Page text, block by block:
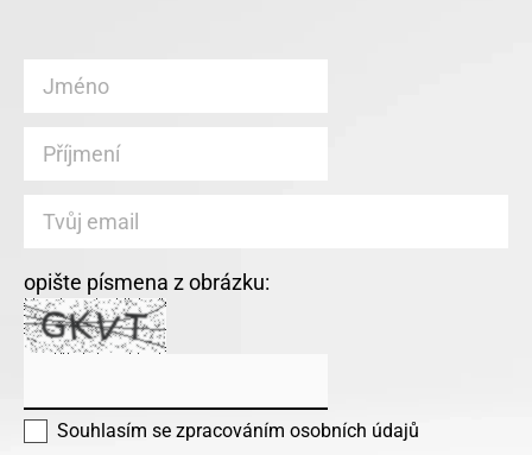
opište písmena z obrázku:
Souhlasím se zpracováním osobních údajů